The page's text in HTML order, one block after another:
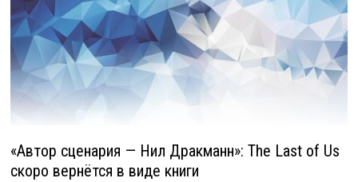
«Автор сценария — Нил Дракманн»: The Last of Us
скоро вернётся в виде книги